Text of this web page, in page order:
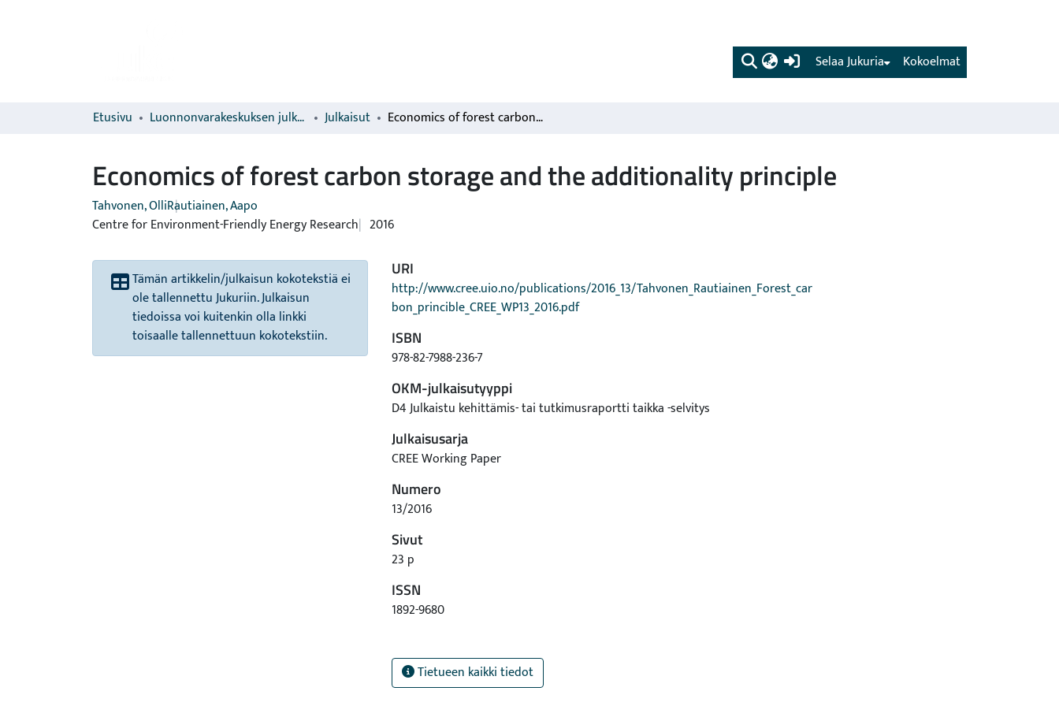
(current) Kokoelmat
Selaa Jukuria
Etusivu Luonnonvarakeskuksen julkaisut Julkaisut Economics of forest carbon storage and the additionality principle
Economics of forest carbon storage and the additionality principle
Tahvonen, OlliRautiainen, Aapo
Centre for Environment-Friendly Energy Research 2016
Tämän artikkelin/julkaisun kokotekstiä ei
ole tallennettu Jukuriin. Julkaisun
tiedoissa voi kuitenkin olla linkki
toisaalle tallennettuun kokotekstiin.
URI
http://www.cree.uio.no/publications/2016_13/Tahvonen_Rautiainen_Forest_car
bon_princible_CREE_WP13_2016.pdf
ISBN
978-82-7988-236-7
OKM-julkaisutyyppi
D4 Julkaistu kehittämis- tai tutkimusraportti taikka -selvitys
Julkaisusarja
CREE Working Paper
Numero
13/2016
Sivut
23 p
ISSN
1892-9680
Tietueen kaikki tiedot